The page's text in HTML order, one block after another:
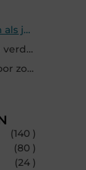
1. Let op de afmeting van het raam als je zonwering uitzoekt
2. Tot in welke mate wil je kunnen verduisteren?
3. Wat is het budget dat je hebt voor zonwering?
(140 )
(80 )
(24 )